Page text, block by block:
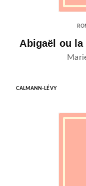
Abigaël ou
CALMANN-LÉVY